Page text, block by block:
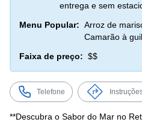
entrega e sem
Menu Popular: Arroz de
Camarão à
Faixa de preço: $$
Telefone
**Descubra o Sabor do Mar no